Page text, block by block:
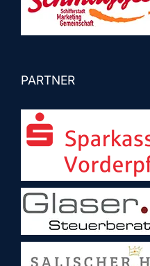
PARTNER